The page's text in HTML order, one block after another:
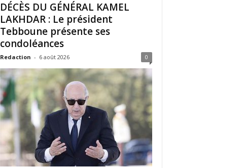
DÉCÈS DU GÉNÉRAL KAMEL
LAKHDAR : Le président
Tebboune présente ses
condoléances
Redaction - 6 août 2026 0